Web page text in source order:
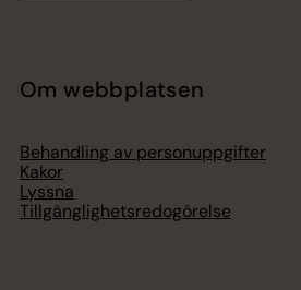
Om webbplatsen
Behandling av personuppgifter
Kakor
Lyssna
Tillgänglighetsredogörelse